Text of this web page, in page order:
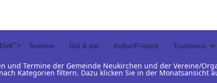
Termine Düt & dat Kultur/Freizeit Tourismus
und Termine der Gemeinde Neukirchen und der Vereine/
Kategorien filtern. Dazu klicken Sie in der Monatsansicht